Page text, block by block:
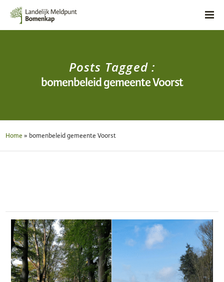
Posts Tagged :
bomenbeleid gemeente Voorst
Home » bomenbeleid gemeente Voorst